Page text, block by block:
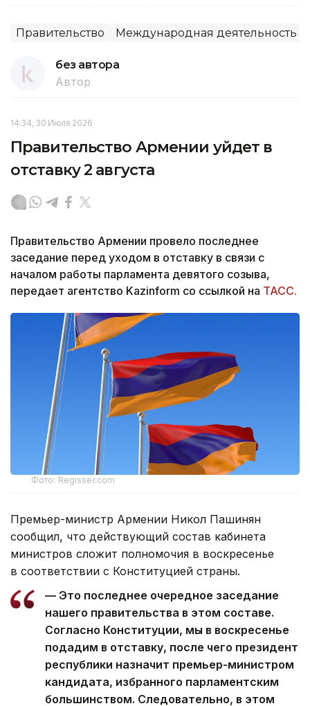
Правительство Международная деятельность
без автора
Автор
14:34, 30 Июля 2026
Правительство Армении уйдет в
отставку 2 августа
Правительство Армении провело последнее
заседание перед уходом в отставку в связи с
началом работы парламента девятого созыва,
передает агентство Kazinform со ссылкой на ТАСС.
Фото: Regisser.com
Премьер-министр Армении Никол Пашинян
сообщил, что действующий состав кабинета
министров сложит полномочия в воскресенье
в соответствии с Конституцией страны.
— Это последнее очередное заседание
нашего правительства в этом составе.
Согласно Конституции, мы в воскресенье
подадим в отставку, после чего президент
республики назначит премьер-министром
кандидата, избранного парламентским
большинством. Следовательно, в этом